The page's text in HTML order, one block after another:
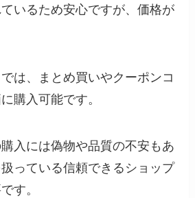
いるため安心ですが、価格が
は、まとめ買いやクーポンコ
購入可能です。
入には偽物や品質の不安もあ
っている信頼できるショップ
す。